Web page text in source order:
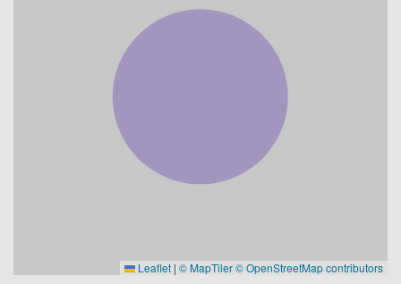
Leaflet | © MapTiler© OpenStreetMap contributors